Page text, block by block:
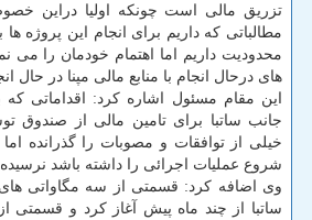
تزریق مالی است چونکه اولیا دراین
مطالباتی که داریم برای انجام این پروژه
محدودیت داریم اما اهتمام خودمان را می
های درحال انجام با منابع مالی مپنا در حال
این مقام مسئول اشاره کرد: اقداماتی که
جانب ساتبا برای تامین مالی از صندوق
خیلی از توافقات و مصوبات را گذرانده
شروع عملیات اجرائی را داشته باشد
وی اضافه کرد: قسمتی از سه مگاواتی
ساتبا از چند ماه پیش آغاز کرد و قسمتی